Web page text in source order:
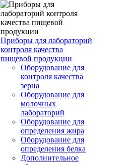
Приборы для лабораторий
контроля качества
пищевой продукции
Оборудование для
контроля качества
зерна
Оборудование для
молочных
лабораторий
Оборудование для
определения жира
Оборудование для
определения белка
Дополнительное